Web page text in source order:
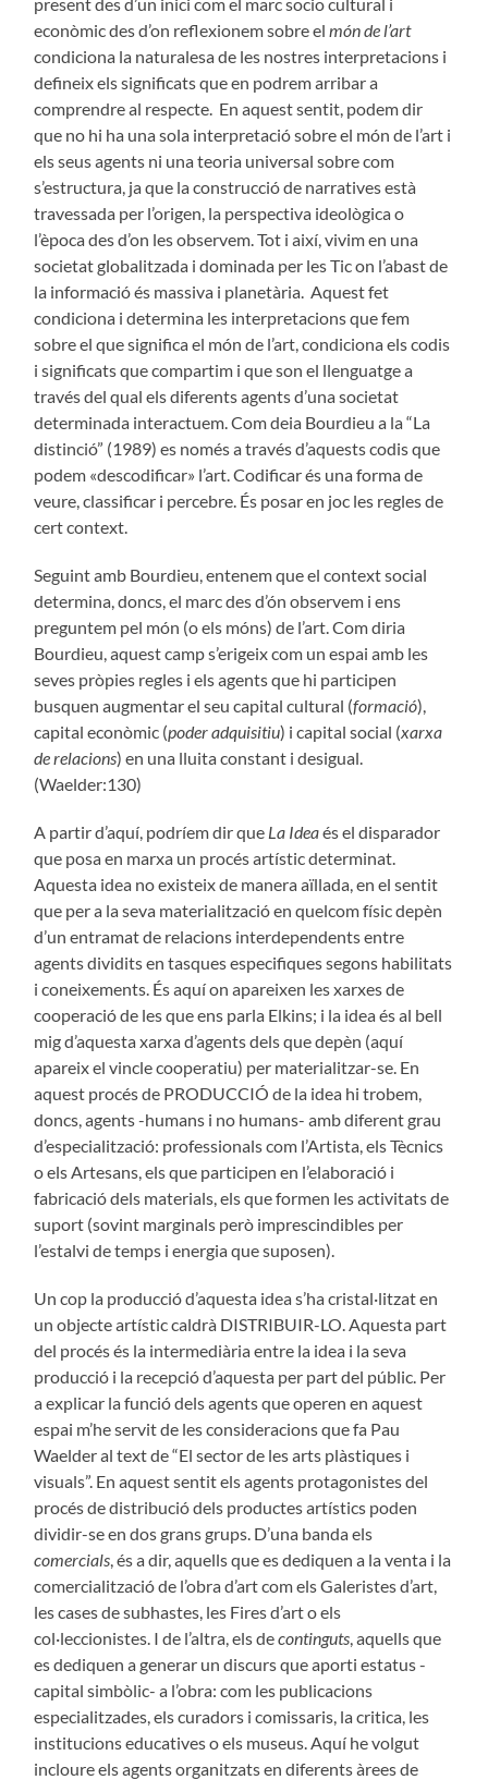
econòmic des d’on reflexionem sobre elmón de l’art
condiciona la naturalesa de les nostres interpretacions i
defineix els significats que en podrem arribar a
comprendre al respecte. En aquest sentit, podem dir
que no hi ha una sola interpretació sobre el món de l’art i
els seus agents ni una teoria universal sobre com
s’estructura, ja que la construcció de narratives està
travessada per l’origen, la perspectiva ideològica o
l’època des d’on les observem. Tot i així, vivim en una
societat globalitzada i dominada per les Tic on l’abast de
la informació és massiva i planetària. Aquest fet
condiciona i determina les interpretacions que fem
sobre el que significa el món de l’art, condiciona els codis
i significats que compartim i que son el llenguatge a
través del qual els diferents agents d’una societat
determinada interactuem. Com deia Bourdieu a la “La
distinció” (1989) es només a través d’aquests codis que
podem «descodificar» l’art. Codificar és una forma de
veure, classificar i percebre. És posar en joc les regles de
cert context.
Seguint amb Bourdieu, entenem que el context social
determina, doncs, el marc des d’ón observem i ens
preguntem pel món (o els móns) de l’art. Com diria
Bourdieu, aquest camp s’erigeix com un espai amb les
seves pròpies regles i els agents que hi participen
busquen augmentar el seu capital cultural (formació),
capital econòmic (poder adquisitiu) i capital social (xarxa
de relacions) en una lluita constant i desigual.
(Waelder:130)
A partir d’aquí, podríem dir que La Ideaés el disparador
que posa en marxa un procés artístic determinat.
Aquesta idea no existeix de manera aïllada, en el sentit
que per a la seva materialització en quelcom físic depèn
d’un entramat de relacions interdependents entre
agents dividits en tasques especifiques segons habilitats
i coneixements. És aquí on apareixen les xarxes de
cooperació de les que ens parla Elkins; i la idea és al bell
mig d’aquesta xarxa d’agents dels que depèn (aquí
apareix el vincle cooperatiu) per materialitzar-se. En
aquest procés de PRODUCCIÓ de la idea hi trobem,
doncs, agents -humans i no humans- amb diferent grau
d’especialització: professionals com l’Artista, els Tècnics
o els Artesans, els que participen en l’elaboració i
fabricació dels materials, els que formen les activitats de
suport (sovint marginals però imprescindibles per
l’estalvi de temps i energia que suposen).
Un cop la producció d’aquesta idea s’ha cristal·litzat en
un objecte artístic caldrà DISTRIBUIR-LO. Aquesta part
del procés és la intermediària entre la idea i la seva
producció i la recepció d’aquesta per part del públic. Per
a explicar la funció dels agents que operen en aquest
espai m’he servit de les consideracions que fa Pau
Waelder al text de “El sector de les arts plàstiques i
visuals”. En aquest sentit els agents protagonistes del
procés de distribució dels productes artístics poden
dividir-se en dos grans grups. D’una banda els
comercials , és a dir, aquells que es dediquen a la venta i la
comercialització de l’obra d’art com els Galeristes d’art,
les cases de subhastes, les Fires d’art o els
col·leccionistes. I de l’altra, els decontinguts , aquells que
es dediquen a generar un discurs que aporti estatus -
capital simbòlic- a l’obra: com les publicacions
especialitzades, els curadors i comissaris, la critica, les
institucions educatives o els museus. Aquí he volgut
incloure els agents organitzats en diferents àrees de